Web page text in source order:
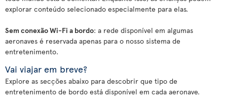
explorar conteúdo selecionado especialmente para elas.
Sem conexão Wi-Fi a bordo: a rede disponível em algumas
aeronaves é reservada apenas para o nosso sistema de
entretenimento.
Vai viajar em breve?
Explore as secções abaixo para descobrir que tipo de
entretenimento de bordo está disponível em cada aeronave.